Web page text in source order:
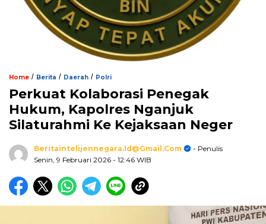
Home / Berita / Daerah / Polri
Perkuat Kolaborasi Penegak
Hukum, Kapolres Nganjuk
Silaturahmi Ke Kejaksaan Neger
Beritaintelijennegara.id@gmail.com
- Penulis
Senin, 9 Februari 2026 - 12:46 WIB